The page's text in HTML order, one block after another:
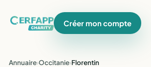
Créer mon compte
Annuaire›Occitanie›Florentin